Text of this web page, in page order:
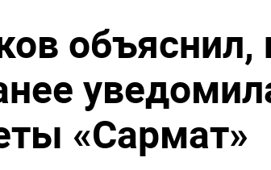
объяснил,
«Сармат»